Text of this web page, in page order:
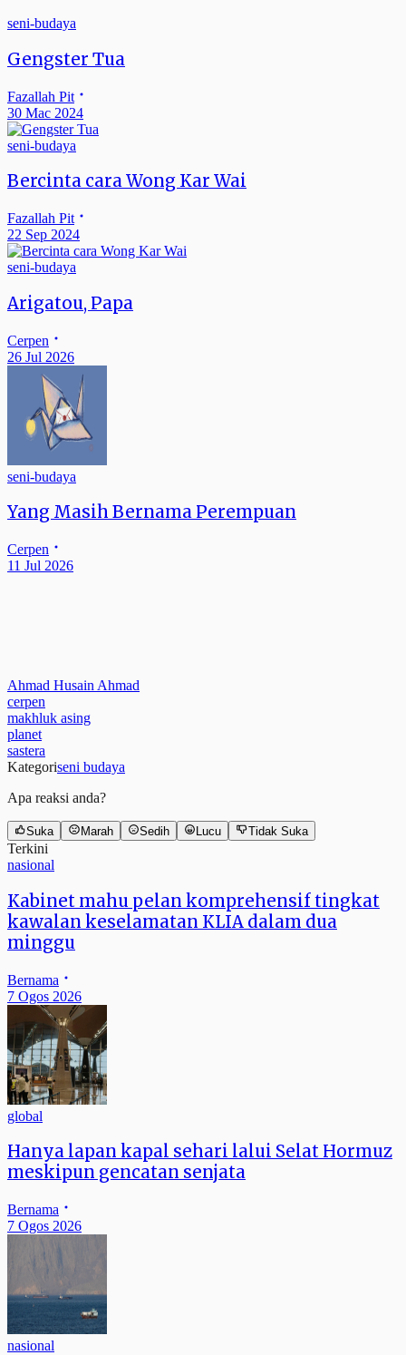
seni-budaya
Gengster Tua
Fazallah Pit
30 Mac 2024
seni-budaya
Bercinta cara Wong Kar Wai
Fazallah Pit
22 Sep 2024
seni-budaya
Arigatou, Papa
Cerpen
26 Jul 2026
seni-budaya
Yang Masih Bernama Perempuan
Cerpen
11 Jul 2026
Ahmad Husain Ahmad
cerpen
makhluk asing
planet
sastera
Kategoriseni budaya
Apa reaksi anda?
Suka Marah Sedih Lucu Tidak Suka
Terkini
nasional
Kabinet mahu pelan komprehensif tingkat
kawalan keselamatan KLIA dalam dua
minggu
Bernama
7 Ogos 2026
global
Hanya lapan kapal sehari lalui Selat Hormuz
meskipun gencatan senjata
Bernama
7 Ogos 2026
nasional